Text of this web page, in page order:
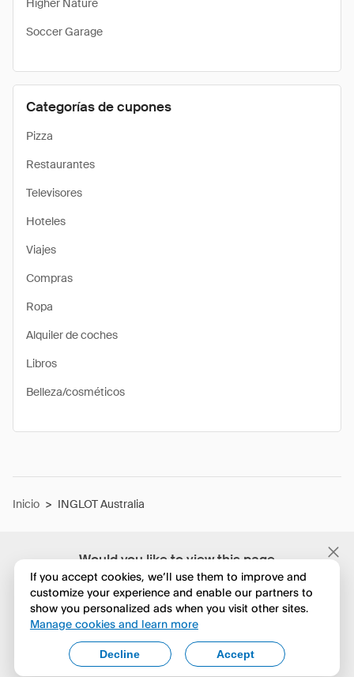
Would you like to view this page
in English?
No, seguir navegando
Yes, change to English
Higher Nature
Soccer Garage
Categorías de cupones
Pizza
Restaurantes
Televisores
Hoteles
Viajes
Compras
Ropa
Alquiler de coches
Libros
Belleza/cosméticos
Inicio > INGLOT Australia
If you accept cookies, we’ll use them to improve and
customize your experience and enable our partners to
show you personalized ads when you visit other sites.
Manage cookies and learn more
Accept
Decline